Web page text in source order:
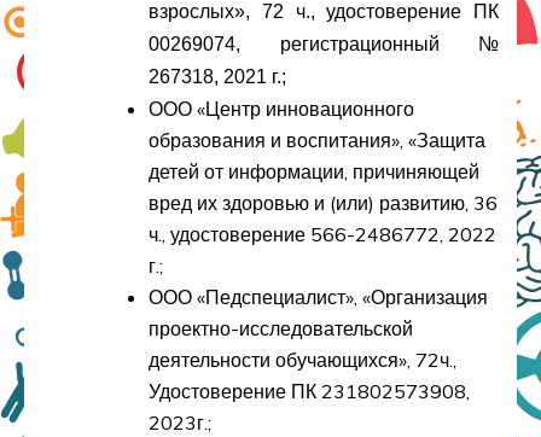
взрослых», 72 ч., удостоверение ПК
00269074, регистрационный №
267318, 2021 г.;
ООО «Центр инновационного
образования и воспитания», «Защита
детей от информации, причиняющей
вред их здоровью и (или) развитию, 36
ч., удостоверение 566-2486772, 2022
г.;
ООО «Педспециалист», «Организация
проектно-исследовательской
деятельности обучающихся», 72ч.,
Удостоверение ПК 231802573908,
2023г.;